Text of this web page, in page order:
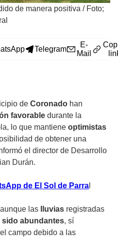
de manera positiva / Foto;
Telegram
E-
Mail
de Coronado han
favorable durante la
lo que mantiene optimistas
de obtener una
el director de Desarrollo
Durán.
de El Sol de Parra
las lluvias registradas
sido abundantes, sí
campo debido a las